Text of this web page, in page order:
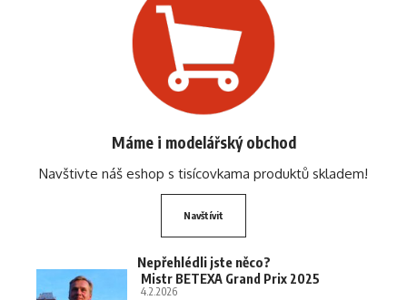
Máme i modelářský obchod
Navštivte náš eshop s tisícovkama produktů skladem!
Navštívit
Nepřehlédli jste něco?
Mistr BETEXA Grand Prix 2025
4.2.2026